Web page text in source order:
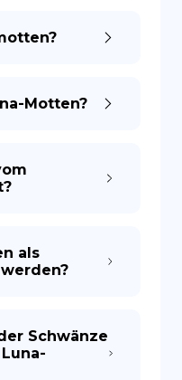
Motten?
als
Schwänze